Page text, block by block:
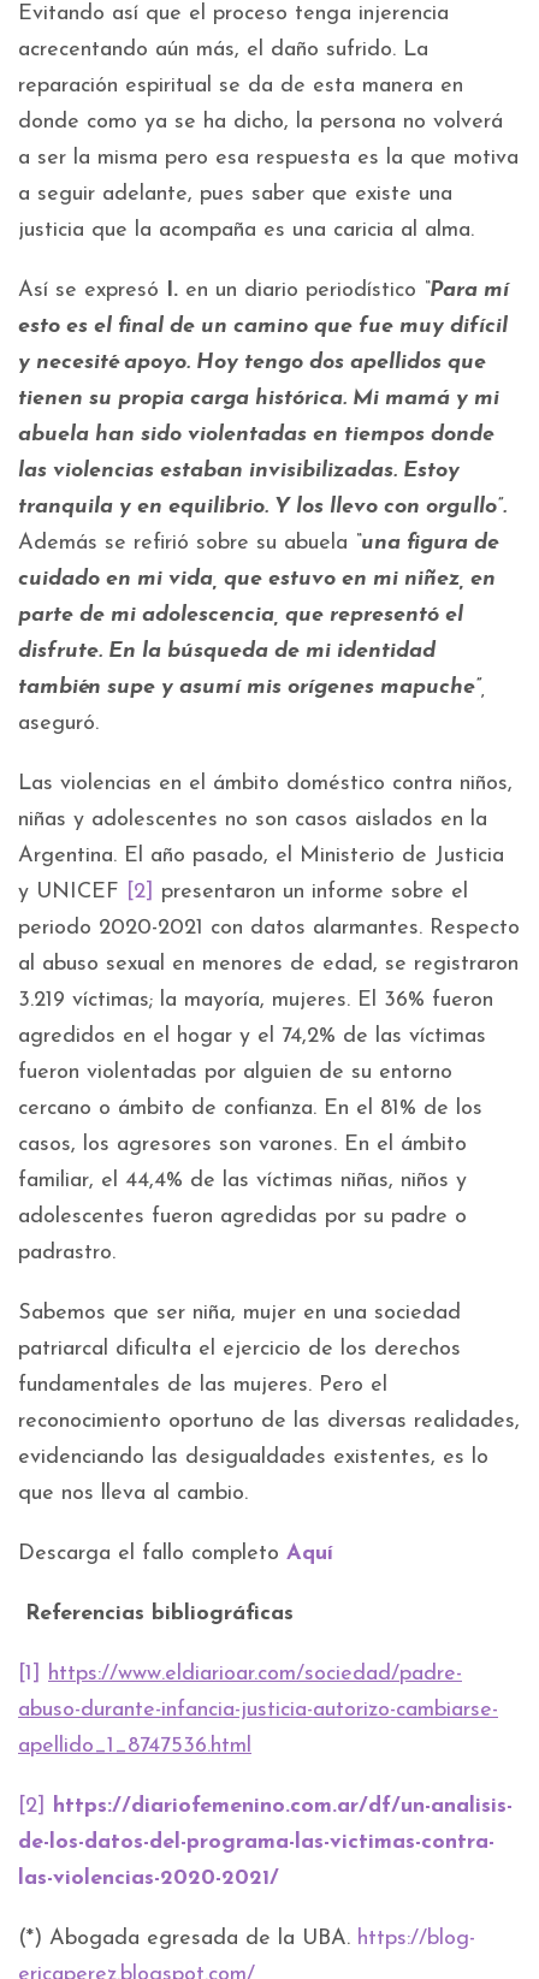
Evitando así que el proceso tenga injerencia
acrecentando aún más, el daño sufrido. La
reparación espiritual se da de esta manera en
donde como ya se ha dicho, la persona no volverá
a ser la misma pero esa respuesta es la que motiva
a seguir adelante, pues saber que existe una
justicia que la acompaña es una caricia al alma.
Así se expresó I. en un diario periodístico “Para mí
esto es el final de un camino que fue muy difícil
y necesité apoyo. Hoy tengo dos apellidos que
tienen su propia carga histórica. Mi mamá y mi
abuela han sido violentadas en tiempos donde
las violencias estaban invisibilizadas. Estoy
tranquila y en equilibrio. Y los llevo con orgullo”.
Además se refirió sobre su abuela “una figura de
cuidado en mi vida, que estuvo en mi niñez, en
parte de mi adolescencia, que representó el
disfrute. En la búsqueda de mi identidad
también supe y asumí mis orígenes mapuche”
aseguró.
Las violencias en el ámbito doméstico contra niños,
niñas y adolescentes no son casos aislados en la
Argentina. El año pasado, el Ministerio de Justicia
y UNICEF
[2]
presentaron un informe sobre el
periodo 2020-2021 con datos alarmantes. Respecto
al abuso sexual en menores de edad, se registraron
3.219 víctimas; la mayoría, mujeres. El 36% fueron
agredidos en el hogar y el 74,2% de las víctimas
fueron violentadas por alguien de su entorno
cercano o ámbito de confianza. En el 81% de los
casos, los agresores son varones. En el ámbito
familiar, el 44,4% de las víctimas niñas, niños y
adolescentes fueron agredidas por su padre o
padrastro.
Sabemos que ser niña, mujer en una sociedad
patriarcal dificulta el ejercicio de los derechos
fundamentales de las mujeres. Pero el
reconocimiento oportuno de las diversas realidades,
evidenciando las desigualdades existentes, es lo
que nos lleva al cambio.
Descarga el fallo completo Aquí
Referencias bibliográficas
[1]
https://www.eldiarioar.com/sociedad/padre-
abuso-durante-infancia-justicia-autorizo-cambiarse-
apellido_1_8747536.html
[2]
https://diariofemenino.com.ar/df/un-analisis-
de-los-datos-del-programa-las-victimas-contra-
las-violencias-2020-2021/
(*) Abogada egresada de la UBA. https://blog-
ericaperez.blogspot.com/